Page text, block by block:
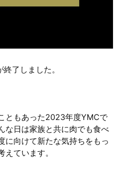
了しました。
ともあった2023年度YMCで
な日は家族と共に肉でも食べ
に向けて新たな気持ちをもっ
ています。